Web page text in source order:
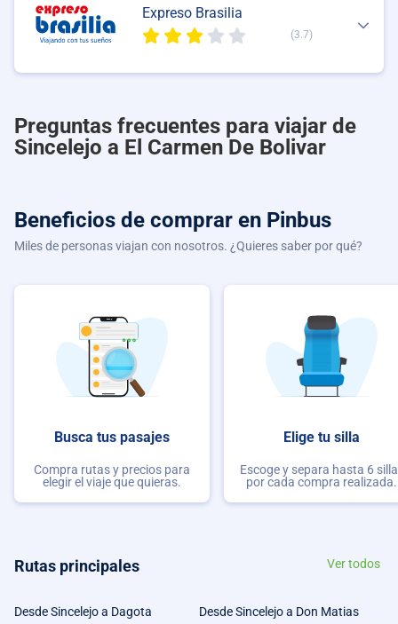
Expreso Brasilia
(3.7)
Preguntas frecuentes para viajar de
Sincelejo a El Carmen De Bolivar
Beneficios de comprar en Pinbus
Miles de personas viajan con nosotros. ¿Quieres saber por qué?
Busca tus pasajes
Compra rutas y precios para
elegir el viaje que quieras.
Elige tu silla
Escoge y separa hasta 6
por cada compra realizada.
Rutas principales Ver todos
Desde Sincelejo a Dagota Desde Sincelejo a Don Matias